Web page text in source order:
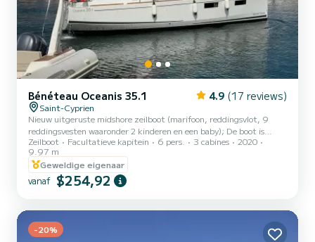
Bénéteau Oceanis 35.1 4.9 (17 reviews)
Saint-Cyprien
Nieuw uitgeruste midshore zeilboot (marifoon, reddingsvlot, 9
reddingsvesten waaronder 2 kinderen en een baby); De boot is
voorzien van een achterdek met een ladder. Het is mogelijk om het
met een gids te huren (op aanvraag, aangezien er mogelijk
onbeschikbaarheidsproblemen kunnen zijn). De boot is voorzien van
een groot zeil en een genua, een tender met elektromotor, een
windturbine en twee watertanks (totale inhoud 330 liter). Nieuw
Zeilboot Facultatieve kapitein 6 pers. 3 cabines
2020
9.97 m
Geweldige eigenaar
vanaf $254,92
-20%